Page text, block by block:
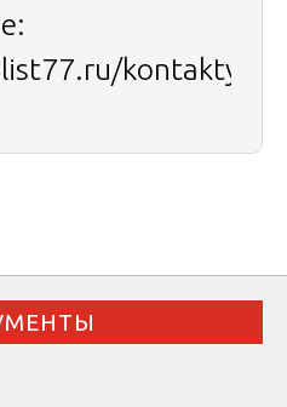
kontakty